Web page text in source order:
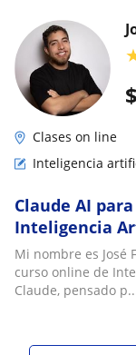
$
Clases on line
Inteligencia
Claude AI
Inteligencia
Mi nombre es José
curso online de
Claude, pensado